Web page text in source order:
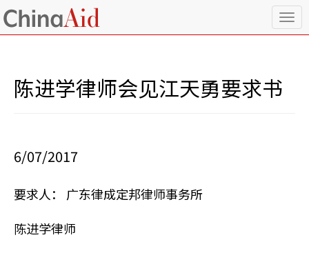
T
o
陈进学律师会见江天勇要求书
6/07/2017
要求人： 广东律成定邦律师事务所
陈进学律师